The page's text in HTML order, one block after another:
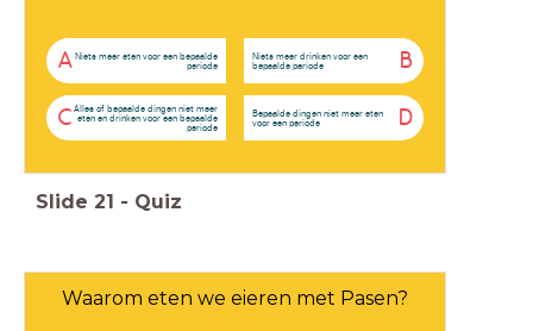
A Niets meer eten voor een bepaalde
periode
B
Niets meer drinken voor een
bepaalde periode
C Alles of bepaalde dingen niet meer
eten en drinken voor een bepaalde
periode
D
Bepaalde dingen niet meer eten
voor een periode
Slide 21 - Quiz
Waarom eten we eieren met Pasen?